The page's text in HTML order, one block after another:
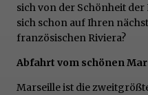
sich von der Schönheit
sich schon auf Ihren
französischen Riviera?
Abfahrt vom schönen
Marseille ist die